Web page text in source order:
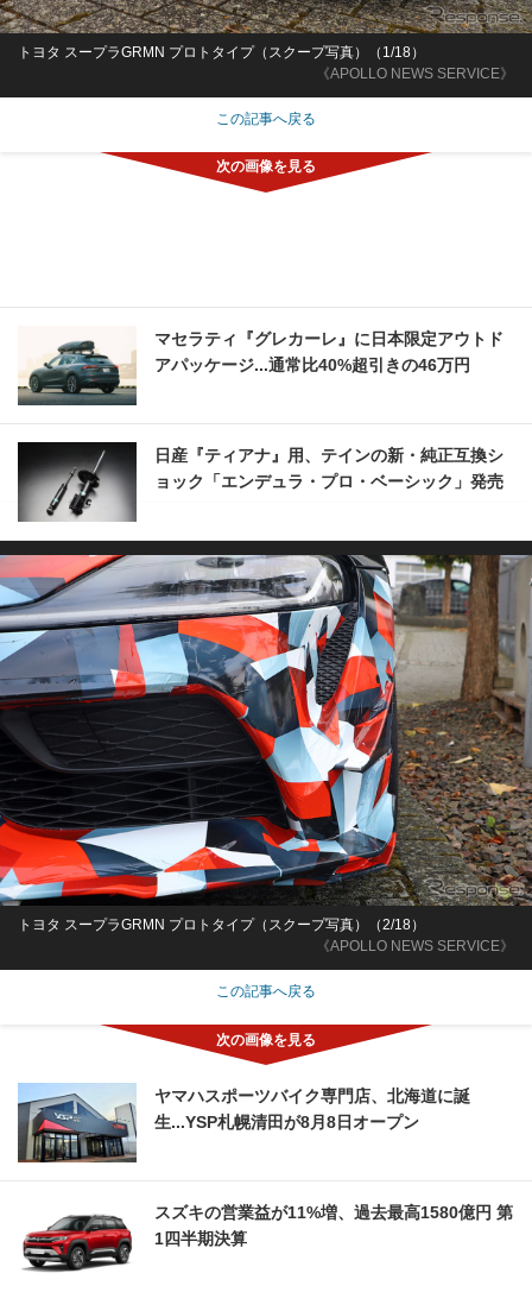
《APOLLO NEWS SERVICE》
トヨタ スープラGRMN プロトタイプ（スクープ写真）（1/18）
この記事へ戻る
マセラティ『グレカーレ』に日本限定アウトド
アパッケージ...通常比40%超引きの46万円
日産『ティアナ』用、テインの新・純正互換シ
ョック「エンデュラ・プロ・ベーシック」発売
《APOLLO NEWS SERVICE》
トヨタ スープラGRMN プロトタイプ（スクープ写真）（2/18）
この記事へ戻る
ヤマハスポーツバイク専門店、北海道に誕
生...YSP札幌清田が8月8日オープン
スズキの営業益が11%増、過去最高1580億円 第
1四半期決算